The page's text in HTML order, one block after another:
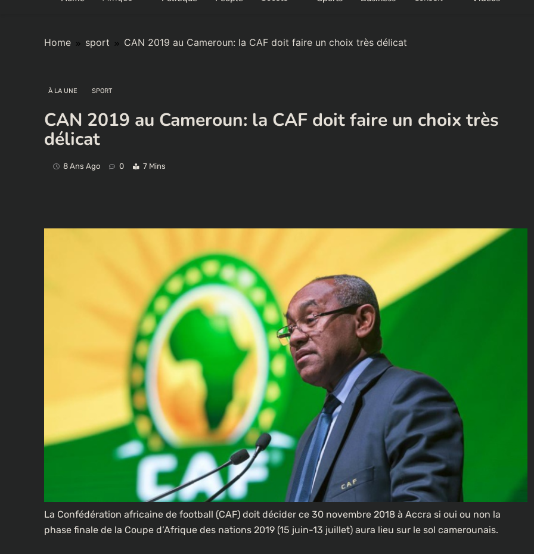
Home sport CAN 2019 au Cameroun: la CAF doit faire un choix très délicat
À LA UNE SPORT
CAN 2019 au Cameroun: la CAF doit faire un choix très
délicat
8 Ans Ago 0 7 Mins
La Confédération africaine de football (CAF) doit décider ce 30 novembre 2018 à Accra si oui ou non la
phase finale de la Coupe d’Afrique des nations 2019 (15 juin-13 juillet) aura lieu sur le sol camerounais.